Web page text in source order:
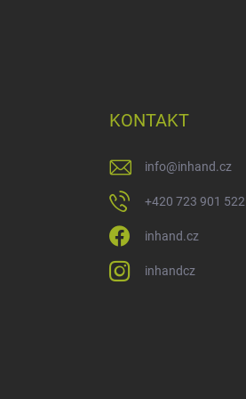
KONTAKT
info@inhand.cz
+420 723 901 522
inhand.cz
inhandcz